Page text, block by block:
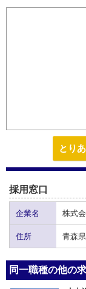
とり
採用窓口
企業名 株式
住所 青森
同一職種の他の